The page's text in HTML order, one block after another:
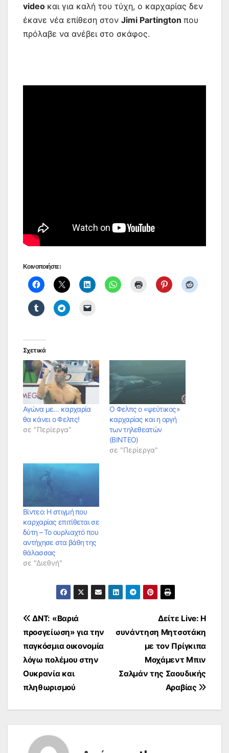
video και για καλή του τύχη, ο καρχαρίας δεν
έκανε νέα επίθεση στον Jimi Partington που
πρόλαβε να ανέβει στο σκάφος.
Κοινοποιήστε:
Σχετικά
Αγώνα με… καρχαρία
θα κάνει ο Φελπς!
σε "Περίεργα"
O Φελπς ο «ψεύτικος»
καρχαρίας και η οργή
των τηλεθεατών
(ΒΙΝΤΕΟ)
σε "Περίεργα"
Βίντεο: Η στιγμή που
καρχαρίας επιτίθεται σε
δύτη – Το ουρλιαχτό που
αντήχησε στα βάθη της
θάλασσας
σε "Διεθνή"
Πλοήγηση
άρθρων
Δείτε Live: Η
συνάντηση Μητσοτάκη
με τον Πρίγκιπα
Μοχάμεντ Μπιν
Σαλμάν της Σαουδικής
Αραβίας
ΔΝΤ: «Βαριά
προσγείωση» για την
παγκόσμια οικονομία
λόγω πολέμου στην
Ουκρανία και
πληθωρισμού